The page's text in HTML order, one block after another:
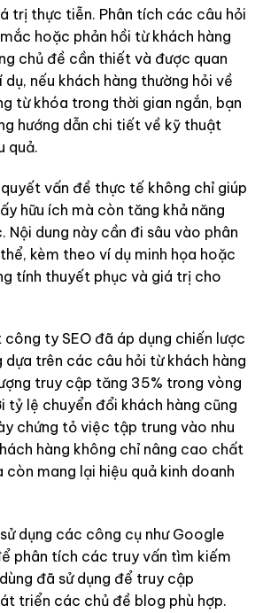
trị thực tiễn. Phân tích các câu hỏi
hoặc phản hồi từ khách hàng
chủ đề cần thiết và được quan
nếu khách hàng thường hỏi về
từ khóa trong thời gian ngắn, bạn
hướng dẫn chi tiết về kỹ thuật
quả.
vấn đề thực tế không chỉ giúp
hữu ích mà còn tăng khả năng
Nội dung này cần đi sâu vào phân
kèm theo ví dụ minh họa hoặc
tính thuyết phục và giá trị cho
ty SEO đã áp dụng chiến lược
dựa trên các câu hỏi từ khách hàng
truy cập tăng 35% trong vòng
tỷ lệ chuyển đổi khách hàng cũng
chứng tỏ việc tập trung vào nhu
hàng không chỉ nâng cao chất
còn mang lại hiệu quả kinh doanh
dụng các công cụ như Google
phân tích các truy vấn tìm kiếm
đã sử dụng để truy cập
triển các chủ đề blog phù hợp.